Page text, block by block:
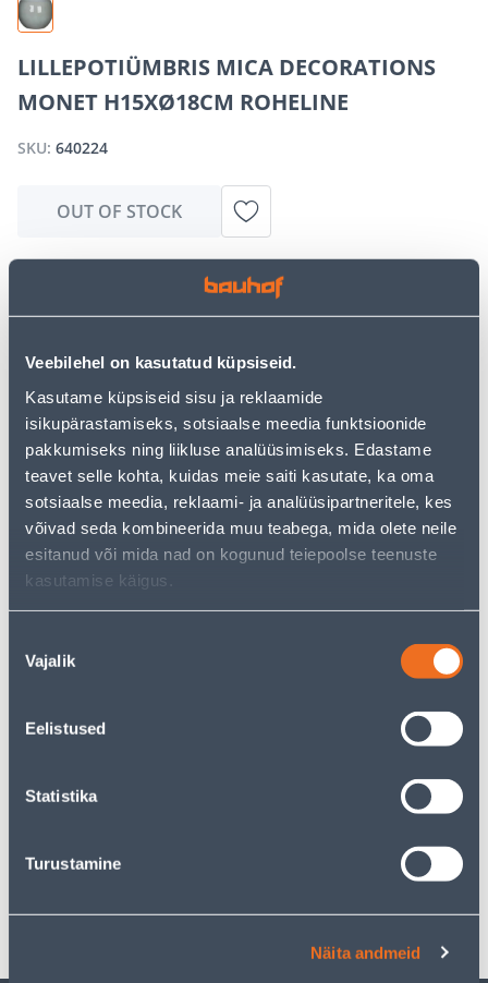
Veebilehel on kasutatud küpsiseid.
Kasutame küpsiseid sisu ja reklaamide
isikupärastamiseks, sotsiaalse meedia funktsioonide
pakkumiseks ning liikluse analüüsimiseks. Edastame
teavet selle kohta, kuidas meie saiti kasutate, ka oma
sotsiaalse meedia, reklaami- ja analüüsipartneritele, kes
võivad seda kombineerida muu teabega, mida olete neile
esitanud või mida nad on kogunud teiepoolse teenuste
kasutamise käigus.
valik
Vajalik
Eelistused
Statistika
Turustamine
Näita andmeid
LILLEPOTIÜMBRIS MICA DECORATIONS
MONET H15XØ18CM ROHELINE
SKU: 640224
OUT OF STOCK
We apologize, but we inform you that the desired
product is currently temporarily out of stock due to
from the sameproduct category, which can bring you
But your shopping pleasure doesn't have to end here -
you can continue your research by returningto the
homepageor use our powerful search function to
discover even more great options. Happy shopping!
• Lillepotiümbris läbimõõduga 18 cm; kõrgus 15 cm.
• Rohelist värvi.
• Kasutamiseks sisetingimustes.
• 14-päevane tagastusõigus.
Description